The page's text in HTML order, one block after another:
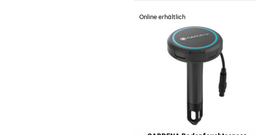
Online erhältlich